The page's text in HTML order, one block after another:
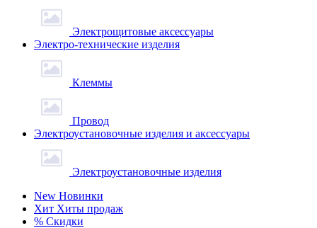
Электрощитовые аксессуары
Электро-технические изделия
Клеммы
Провод
Электроустановочные изделия и аксессуары
Электроустановочные изделия
New Новинки
Хит Хиты продаж
% Скидки